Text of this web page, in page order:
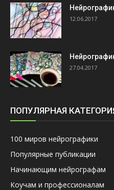
12.06.2017
27.04.2017
ПОПУЛЯРНАЯ
100 миров нейрографики
Популярные публикации
Начинающим нейрографам
Коучам и профессионалам